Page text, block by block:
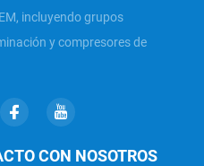
incluyendo grupos
y compresores de
CON NOSOTROS